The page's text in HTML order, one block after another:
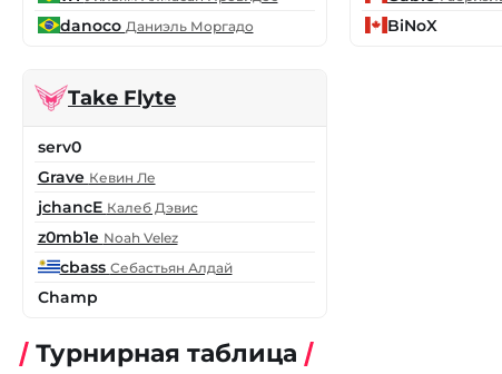
danoco Даниэль Моргадо BiNoX
Take Flyte
serv0
Grave Кевин Ле
jchancE Калеб Дэвис
z0mb1e Noah Velez
cbass Себастьян Алдай
Champ
Турнирная таблица